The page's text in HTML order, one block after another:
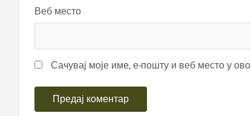
Веб место
Сачувај моје име, е-пошту и веб место у